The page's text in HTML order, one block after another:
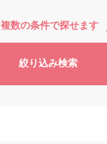
複数の条件で探せます
絞り込み検索